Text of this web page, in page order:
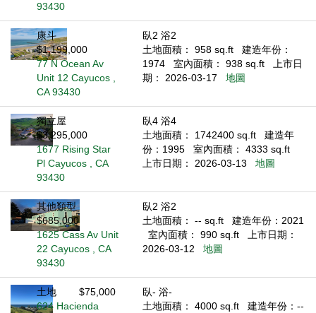
93430
康斗
$1,199,000
77 N Ocean Av
Unit 12 Cayucos ,
CA 93430
臥2 浴2
土地面積： 958 sq.ft
建造年份：
1974
室內面積： 938 sq.ft
上市日
期： 2026-03-17
地圖
獨立屋
$3,295,000
1677 Rising Star
Pl Cayucos , CA
93430
臥4 浴4
土地面積： 1742400 sq.ft
建造年
份：1995
室內面積： 4333 sq.ft
上市日期： 2026-03-13
地圖
其他類型
$685,000
1625 Cass Av Unit
22 Cayucos , CA
93430
臥2 浴2
土地面積： -- sq.ft
建造年份：2021
室內面積： 990 sq.ft
上市日期：
2026-03-12
地圖
土地
$75,000
624 Hacienda
臥- 浴-
土地面積： 4000 sq.ft
建造年份：--